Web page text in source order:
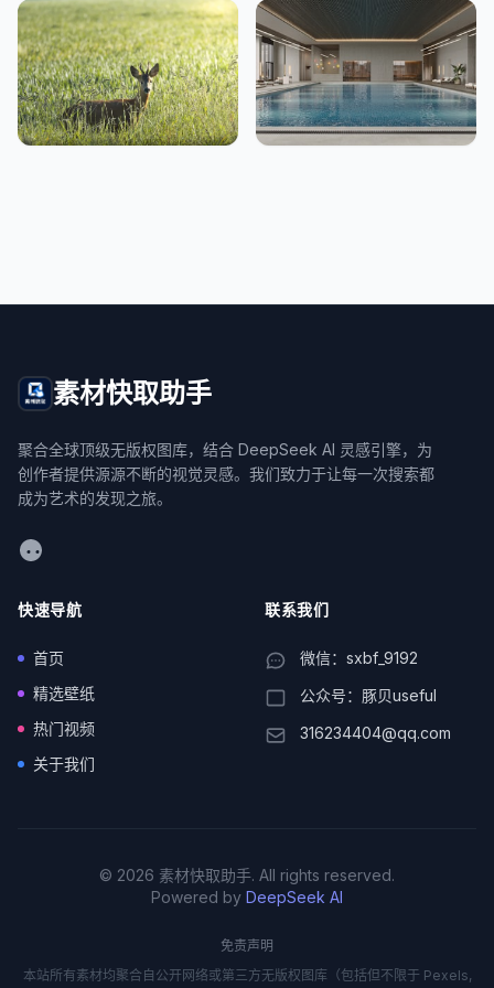
素材快取助手
聚合全球顶级无版权图库，结合 DeepSeek AI 灵感引擎，为
创作者提供源源不断的视觉灵感。我们致力于让每一次搜索都
成为艺术的发现之旅。
WeChat
快速导航
首页
精选壁纸
热门视频
关于我们
联系我们
微信：sxbf_9192
公众号：豚贝useful
316234404@qq.com
© 2026 素材快取助手. All rights reserved.
Powered by DeepSeek AI
免责声明
本站所有素材均聚合自公开网络或第三方无版权图库（包括但不限于 Pexels,